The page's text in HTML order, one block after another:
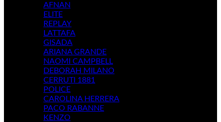
AFNAN
ELITE
REPLAY
LATTAFA
GISADA
ARIANA GRANDE
NAOMI CAMPBELL
DEBORAH MILANO
CERRUTI 1881
POLICE
CAROLINA HERRERA
PACO RABANNE
KENZO